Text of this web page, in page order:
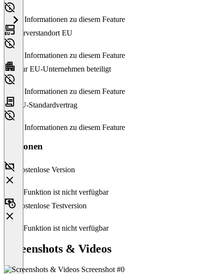
Keine Informationen zu diesem Feature
Serverstandort EU
Keine Informationen zu diesem Feature
Nur EU-Unternehmen beteiligt
Keine Informationen zu diesem Feature
EU-Standardvertrag
Keine Informationen zu diesem Feature
Versionen
Kostenlose Version
Diese Funktion ist nicht verfügbar
Kostenlose Testversion
Diese Funktion ist nicht verfügbar
Screenshots & Videos